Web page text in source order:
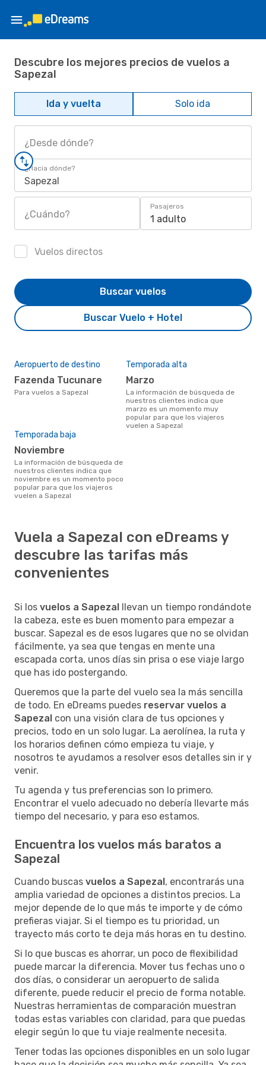
Descubre los mejores precios de vuelos a
Sapezal
Ida y vuelta Solo ida
¿Desde dónde?
¿Hacia dónde?
Sapezal
¿Cuándo?
Pasajeros
1 adulto
Vuelos directos
Buscar Vuelo + Hotel
Buscar vuelos
Aeropuerto de destino
Fazenda Tucunare
Para vuelos a Sapezal
Temporada alta
marzo
La información de búsqueda de
nuestros clientes indica que
marzo es un momento muy
popular para que los viajeros
vuelen a Sapezal
Temporada baja
noviembre
La información de búsqueda de
nuestros clientes indica que
noviembre es un momento poco
popular para que los viajeros
vuelen a Sapezal
Vuela a Sapezal con eDreams y
descubre las tarifas más
convenientes
Si los vuelos a Sapezal llevan un tiempo rondándote
la cabeza, este es buen momento para empezar a
buscar. Sapezal es de esos lugares que no se olvidan
fácilmente, ya sea que tengas en mente una
escapada corta, unos días sin prisa o ese viaje largo
que has ido postergando.
Queremos que la parte del vuelo sea la más sencilla
de todo. En eDreams puedes reservar vuelos a
Sapezal con una visión clara de tus opciones y
precios, todo en un solo lugar. La aerolínea, la ruta y
los horarios definen cómo empieza tu viaje, y
nosotros te ayudamos a resolver esos detalles sin ir y
venir.
Tu agenda y tus preferencias son lo primero.
Encontrar el vuelo adecuado no debería llevarte más
tiempo del necesario, y para eso estamos.
Encuentra los vuelos más baratos a
Sapezal
Cuando buscas vuelos a Sapezal, encontrarás una
amplia variedad de opciones a distintos precios. La
mejor depende de lo que más te importe y de cómo
prefieras viajar. Si el tiempo es tu prioridad, un
trayecto más corto te deja más horas en tu destino.
Si lo que buscas es ahorrar, un poco de flexibilidad
puede marcar la diferencia. Mover tus fechas uno o
dos días, o considerar un aeropuerto de salida
diferente, puede reducir el precio de forma notable.
Nuestras herramientas de comparación muestran
todas estas variables con claridad, para que puedas
elegir según lo que tu viaje realmente necesita.
Tener todas las opciones disponibles en un solo lugar